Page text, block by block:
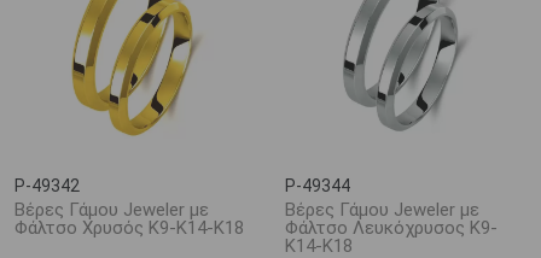
P-49342
Βέρες Γάμου Jeweler με
Φάλτσο Χρυσός Κ9-Κ14-Κ18
P-49344
Βέρες Γάμου Jeweler με
Φάλτσο Λευκόχρυσος Κ9-
Κ14-Κ18